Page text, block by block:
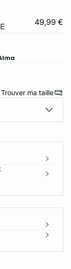
49,99 €
Trouver ma taille